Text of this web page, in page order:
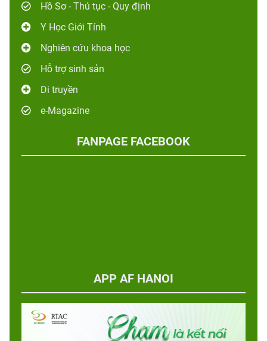
Hồ Sơ - Thủ tục - Quy định
Y Học Giới Tính
Nghiên cứu khoa học
Hỗ trợ sinh sản
Di truyền
e-Magazine
FANPAGE FACEBOOK
APP AF HANOI